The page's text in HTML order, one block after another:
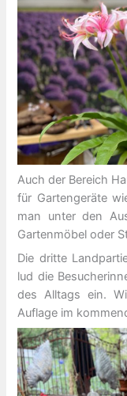
Auch der Bereich
für Gartengeräte
man unter den
Gartenmöbel oder
Die dritte
lud die
des Alltags ein.
Auflage im